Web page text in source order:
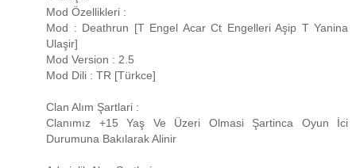
Mod Özellikleri :
Mod : Deathrun [T Engel Acar Ct Engelleri Aşip T Yanina
Ulaşir]
Mod Version : 2.5
Mod Dili : TR [Türkce]
Clan Alım Şartlari :
Clanımız +15 Yaş Ve Üzeri Olmasi Şartinca Oyun İci
Durumuna Bakılarak Alinir